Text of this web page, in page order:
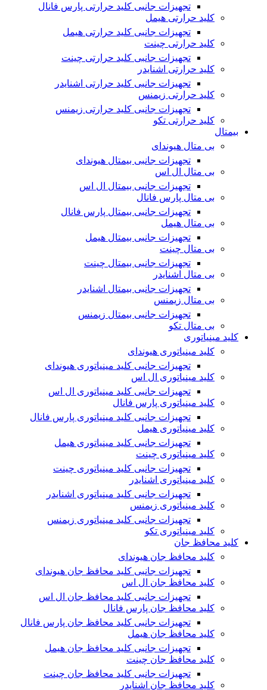
تجهیزات جانبی کلید حرارتی پارس فانال
کلید حرارتی هیمل
تجهیزات جانبی کلید حرارتی هیمل
کلید حرارتی چینت
تجهیزات جانبی کلید حرارتی چینت
کلید حرارتی اشنایدر
تجهیزات جانبی کلید حرارتی اشنایدر
کلید حرارتی زیمنس
تجهیزات جانبی کلید حرارتی زیمنس
کلید حرارتی تکو
بیمتال
بی متال هیوندای
تجهیزات جانبی بیمتال هیوندای
بی متال ال اس
تجهیزات جانبی بیمتال ال اس
بی متال پارس فانال
تجهیزات جانبی بیمتال پارس فانال
بی متال هیمل
تجهیزات جانبی بیمتال هیمل
بی متال چینت
تجهیزات جانبی بیمتال چینت
بی متال اشنایدر
تجهیزات جانبی بیمتال اشنایدر
بی متال زیمنس
تجهیزات جانبی بیمتال زیمنس
بی متال تکو
کلید مینیاتوری
کلید مینیاتوری هیوندای
تجهیزات جانبی کلید مینیاتوری هیوندای
کلید مینیاتوری ال اس
تجهیزات جانبی کلید مینیاتوری ال اس
کلید مینیاتوری پارس فانال
تجهیزات جانبی کلید مینیاتوری پارس فانال
کلید مینیاتوری هیمل
تجهیزات جانبی کلید مینیاتوری هیمل
کلید مینیاتوری چینت
تجهیزات جانبی کلید مینیاتوری چینت
کلید مینیاتوری اشنایدر
تجهیزات جانبی کلید مینیاتوری اشنایدر
کلید مینیاتوری زیمنس
تجهیزات جانبی کلید مینیاتوری زیمنس
کلید مینیاتوری تکو
کلید محافظ جان
کلید محافظ جان هیوندای
تجهیزات جانبی کلید محافظ جان هیوندای
کلید محافظ جان ال اس
تجهیزات جانبی کلید محافظ جان ال اس
کلید محافظ جان پارس فانال
تجهیزات جانبی کلید محافظ جان پارس فانال
کلید محافظ جان هیمل
تجهیزات جانبی کلید محافظ جان هیمل
کلید محافظ جان چینت
تجهیزات جانبی کلید محافظ جان چینت
کلید محافظ جان اشنایدر